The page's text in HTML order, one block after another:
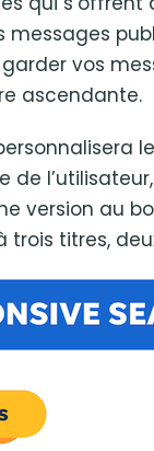
messages
vos
ascendante.
version au
trois titres,